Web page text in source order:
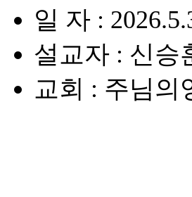
일 자 :
설교자 : 신승
교회 : 주님의